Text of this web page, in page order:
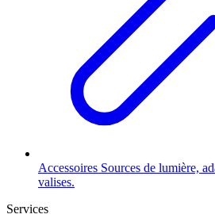
Accessoires Sources de lumière,
valises.
Services